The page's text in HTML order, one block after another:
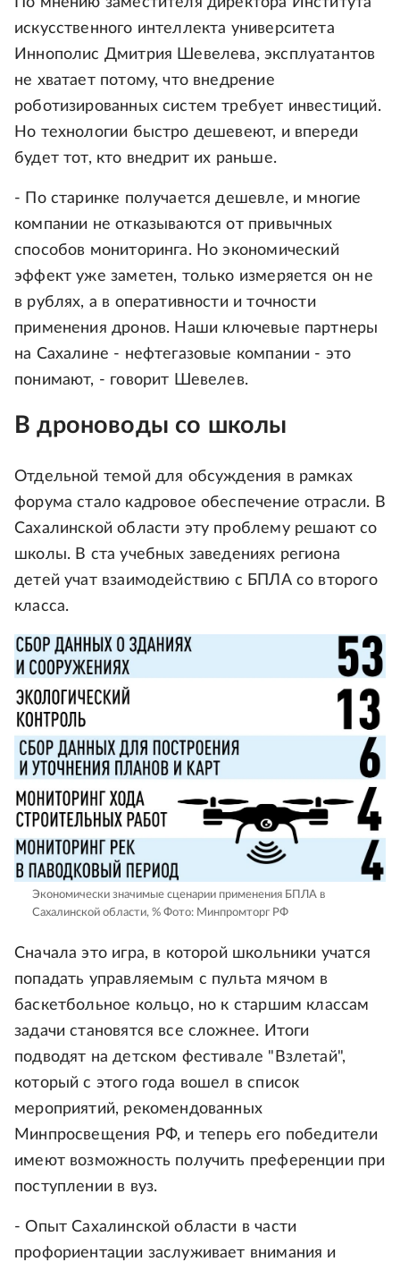
искусственного интеллекта университета
Иннополис Дмитрия Шевелева, эксплуатантов
не хватает потому, что внедрение
роботизированных систем требует инвестиций.
Но технологии быстро дешевеют, и впереди
будет тот, кто внедрит их раньше.
- По старинке получается дешевле, и многие
компании не отказываются от привычных
способов мониторинга. Но экономический
эффект уже заметен, только измеряется он не
в рублях, а в оперативности и точности
применения дронов. Наши ключевые партнеры
на Сахалине - нефтегазовые компании - это
понимают, - говорит Шевелев.
В дроноводы со школы
Отдельной темой для обсуждения в рамках
форума стало кадровое обеспечение отрасли. В
Сахалинской области эту проблему решают со
школы. В ста учебных заведениях региона
детей учат взаимодействию с БПЛА со второго
класса.
Экономически значимые сценарии применения БПЛА в
Сахалинской области, % Фото: Минпромторг РФ
Сначала это игра, в которой школьники учатся
попадать управляемым с пульта мячом в
баскетбольное кольцо, но к старшим классам
задачи становятся все сложнее. Итоги
подводят на детском фестивале "Взлетай",
который с этого года вошел в список
мероприятий, рекомендованных
Минпросвещения РФ, и теперь его победители
имеют возможность получить преференции при
поступлении в вуз.
- Опыт Сахалинской области в части
профориентации заслуживает внимания и